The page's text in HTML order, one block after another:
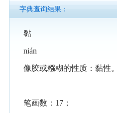
字典查询结果：
黏
nián
像胶或糨糊的性质：黏性
笔画数：17；